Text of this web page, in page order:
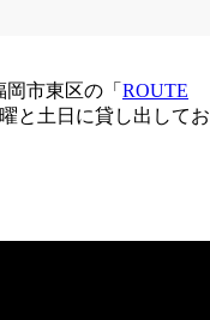
市東区の「 ROUTE
と土日に貸し出してお